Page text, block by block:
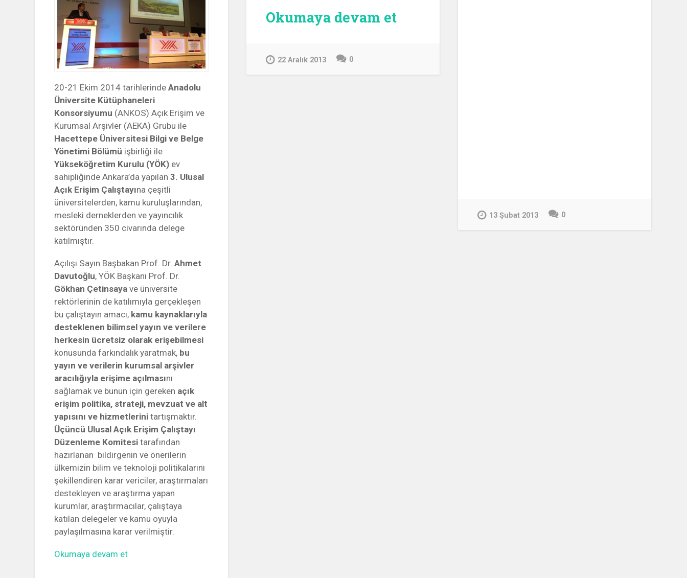
20-21 Ekim 2014 tarihlerindeAnadolu
Üniversite Kütüphaneleri
Konsorsiyumu (ANKOS) Açık Erişim ve
Kurumsal Arşivler (AEKA) Grubu ile
Hacettepe Üniversitesi Bilgi ve Belge
Yönetimi Bölümü işbirliği ile
Yükseköğretim Kurulu (YÖK) ev
sahipliğinde Ankara’da yapılan3. Ulusal
Açık Erişim Çalıştayına çeşitli
üniversitelerden, kamu kuruluşlarından,
mesleki derneklerden ve yayıncılık
sektöründen 350 civarında delege
katılmıştır.
Açılışı Sayın Başbakan Prof. Dr.Ahmet
Davutoğlu, YÖK Başkanı Prof. Dr.
Gökhan Çetinsayave üniversite
rektörlerinin de katılımıyla gerçekleşen
bu çalıştayın amacı, kamu kaynaklarıyla
desteklenen bilimsel yayın ve verilere
herkesin ücretsiz olarak erişebilmesi
konusunda farkındalık yaratmak, bu
yayın ve verilerin kurumsal arşivler
aracılığıyla erişime açılmasını
sağlamak ve bunun için gereken açık
erişim politika, strateji, mevzuat ve alt
yapısını ve hizmetlerinitartışmaktır.
Üçüncü Ulusal Açık Erişim Çalıştayı
Düzenleme Komitesitarafından
hazırlanan bildirgenin ve önerilerin
ülkemizin bilim ve teknoloji politikalarını
şekillendiren karar vericiler, araştırmaları
destekleyen ve araştırma yapan
kurumlar, araştırmacılar, çalıştaya
katılan delegeler ve kamu oyuyla
paylaşılmasına karar verilmiştir.
Okumaya devam et“3.
Okumaya devam et“BBY261
22 Aralık 2013 0
13 Şubat 2013 0